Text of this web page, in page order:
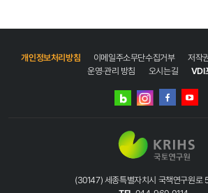
개인정보처리방침 이메일주소무단수집거부 저작
운영·관리 방침
오시는길 VDI
네이버
인스타그램
(30147) 세종특별자치시 국책연구원로